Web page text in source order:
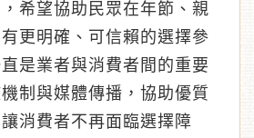
希望協助民眾在年節、親
更明確、可信賴的選擇參
是業者與消費者間的重要
制與媒體傳播，協助優質
消費者不再面臨選擇障